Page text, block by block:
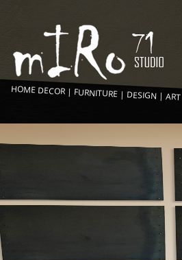
HOME DECOR | FURNITURE | DESIGN | ART